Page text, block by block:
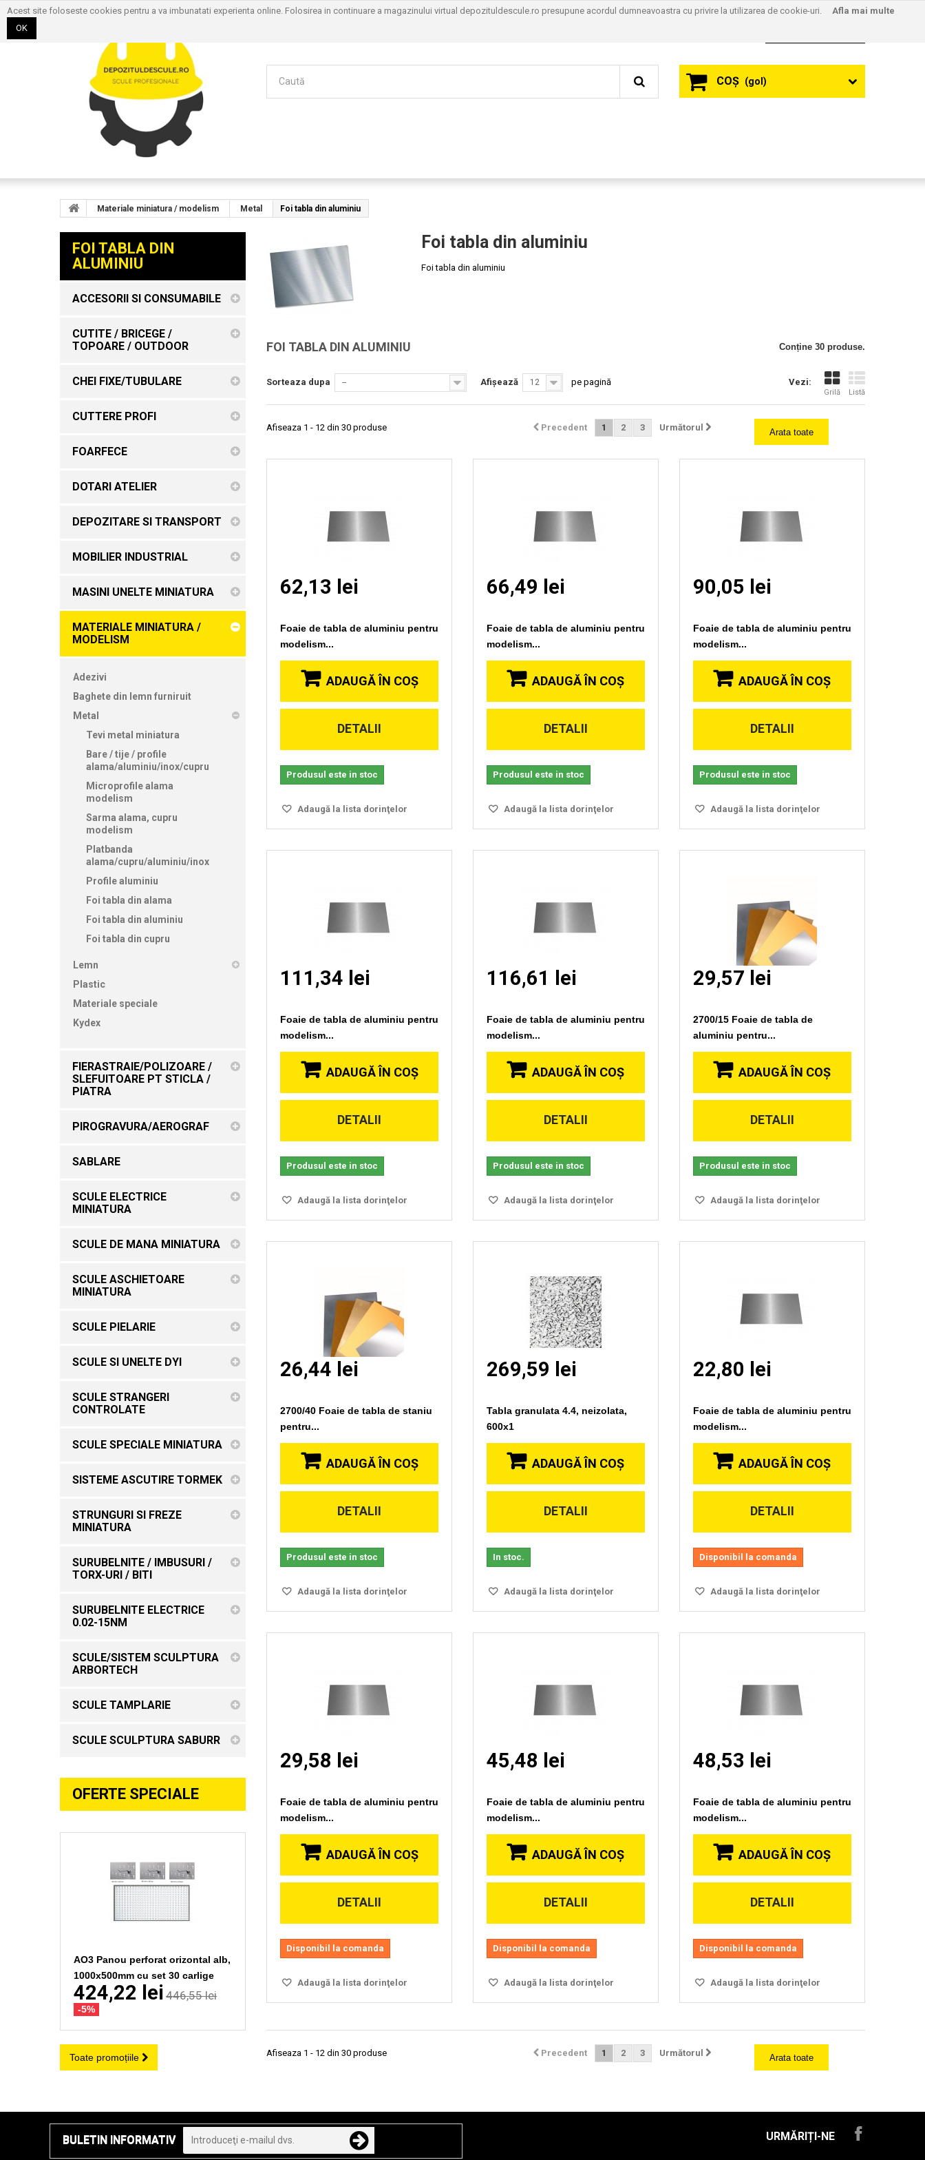
COŞ (gol)
Materiale miniatura / modelism Metal Foi tabla din aluminiu
FOI TABLA DIN
ALUMINIU
ACCESORII SI CONSUMABILE
CUTITE / BRICEGE /
TOPOARE / OUTDOOR
CHEI FIXE/TUBULARE
CUTTERE PROFI
FOARFECE
DOTARI ATELIER
DEPOZITARE SI TRANSPORT
MOBILIER INDUSTRIAL
MASINI UNELTE MINIATURA
MATERIALE MINIATURA /
MODELISM
Adezivi
Baghete din lemn furniruit
Metal
Tevi metal miniatura
Bare / tije / profile
alama/aluminiu/inox/cupru
Microprofile alama
modelism
Sarma alama, cupru
modelism
Platbanda
alama/cupru/aluminiu/inox
Profile aluminiu
Foi tabla din alama
Foi tabla din aluminiu
Foi tabla din cupru
Lemn
Plastic
Materiale speciale
Kydex
FIERASTRAIE/POLIZOARE /
SLEFUITOARE PT STICLA /
PIATRA
PIROGRAVURA/AEROGRAF
SABLARE
SCULE ELECTRICE
MINIATURA
SCULE DE MANA MINIATURA
SCULE ASCHIETOARE
MINIATURA
SCULE PIELARIE
SCULE SI UNELTE DYI
SCULE STRANGERI
CONTROLATE
SCULE SPECIALE MINIATURA
SISTEME ASCUTIRE TORMEK
STRUNGURI SI FREZE
MINIATURA
SURUBELNITE / IMBUSURI /
TORX-URI / BITI
SURUBELNITE ELECTRICE
0.02-15NM
SCULE/SISTEM SCULPTURA
ARBORTECH
SCULE TAMPLARIE
SCULE SCULPTURA SABURR
OFERTE SPECIALE
AO3 Panou perforat orizontal alb,
1000x500mm cu set 30 carlige
424,22 lei 446,55 lei
-5%
Toate promoțiile
Foi tabla din aluminiu
Foi tabla din aluminiu
FOI TABLA DIN ALUMINIU Conține 30 produse.
Vezi:
Grilă Listă
Sorteaza dupa -- Afișează 12 pe pagină
Arata toate
Precedent 1 2 3 Următorul
Afiseaza 1 - 12 din 30 produse
Vizionare
62,13 lei
Foaie de tabla de aluminiu pentru
modelism...
ADAUGĂ ÎN COŞ
DETALII
Produsul este in stoc
Adaugă la lista dorinţelor
66,49 lei
Foaie de tabla de aluminiu pentru
modelism...
ADAUGĂ ÎN COŞ
DETALII
Produsul este in stoc
Adaugă la lista dorinţelor
Vizionare
90,05 lei
Foaie de tabla de aluminiu pentru
modelism...
ADAUGĂ ÎN COŞ
DETALII
Produsul este in stoc
Adaugă la lista dorinţelor
Vizionare
111,34 lei
Foaie de tabla de aluminiu pentru
modelism...
ADAUGĂ ÎN COŞ
DETALII
Produsul este in stoc
Adaugă la lista dorinţelor
Vizionare
116,61 lei
Foaie de tabla de aluminiu pentru
modelism...
ADAUGĂ ÎN COŞ
DETALII
Produsul este in stoc
Adaugă la lista dorinţelor
Vizionare
29,57 lei
2700/15 Foaie de tabla de
aluminiu pentru...
ADAUGĂ ÎN COŞ
DETALII
Produsul este in stoc
Adaugă la lista dorinţelor
Vizionare
26,44 lei
2700/40 Foaie de tabla de staniu
pentru...
ADAUGĂ ÎN COŞ
DETALII
Produsul este in stoc
Adaugă la lista dorinţelor
Vizionare
269,59 lei
Tabla granulata 4.4, neizolata,
600x1
ADAUGĂ ÎN COŞ
DETALII
In stoc.
Adaugă la lista dorinţelor
Vizionare
22,80 lei
Foaie de tabla de aluminiu pentru
modelism...
ADAUGĂ ÎN COŞ
DETALII
Disponibil la comanda
Adaugă la lista dorinţelor
Vizionare
29,58 lei
Foaie de tabla de aluminiu pentru
modelism...
ADAUGĂ ÎN COŞ
DETALII
Disponibil la comanda
Adaugă la lista dorinţelor
Vizionare
45,48 lei
Foaie de tabla de aluminiu pentru
modelism...
ADAUGĂ ÎN COŞ
DETALII
Disponibil la comanda
Adaugă la lista dorinţelor
Vizionare
48,53 lei
Foaie de tabla de aluminiu pentru
modelism...
ADAUGĂ ÎN COŞ
DETALII
Disponibil la comanda
Adaugă la lista dorinţelor
Arata toate
Precedent 1 2 3 Următorul
Afiseaza 1 - 12 din 30 produse
BULETIN INFORMATIV URMĂRIȚI-NE
Acest site foloseste cookies pentru a va imbunatati experienta online. Folosirea in continuare a magazinului virtual depozituldescule.ro presupune acordul dumneavoastra cu privire la utilizarea de cookie-uri. Afla mai multe
OK